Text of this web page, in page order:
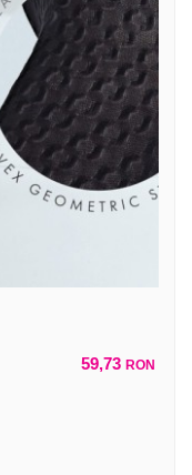
59,73 RON